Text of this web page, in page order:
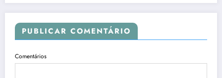
PUBLICAR COMENTÁRIO
Comentários